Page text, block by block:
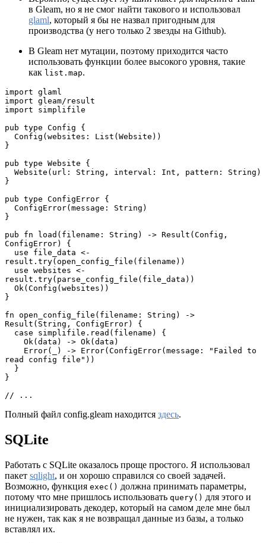
в Gleam, но я не смог найти такового и использовал
glaml, который я бы не назвал пригодным для
производства (у него только 2 звезды на Github).
В Gleam нет мутации, поэтому приходится часто
использовать функции более высокого уровня, такие
как list.map.
import glaml
import gleam/result
import simplifile
pub type Config {
  Config(websites: List(Website))
}
pub type Website {
  Website(url: String, interval: Int, pattern: String)
}
pub type ConfigError {
  ConfigError(message: String)
}
pub fn load(filename: String) -> Result(Config,
ConfigError) {
result.try(open_config_file(filename))
result.try(parse_config_file(file_data))
  Ok(Config(websites))
}
fn open_config_file(filename: String) ->
Result(String, ConfigError) {
  case simplifile.read(filename) {
    Ok(data) -> Ok(data)
read config file"))
  }
}
// ...
Полный файл config.gleam находится здесь.
SQLite
Работать с SQLite оказалось проще простого. Я использовал
пакет sqlight, и он хорошо справился со своей задачей.
Возможно, функция exec() должна принимать параметры,
потому что мне пришлось использовать query() для этого и
инициализировать декодер, который на самом деле мне был
не нужен, так как я не возвращал данные из базы, а только
вставлял их.